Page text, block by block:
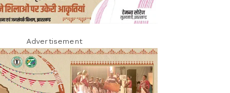
Advertisement